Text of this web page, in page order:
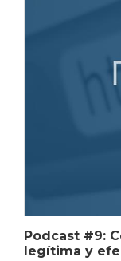
Podcast #9:
legítima y